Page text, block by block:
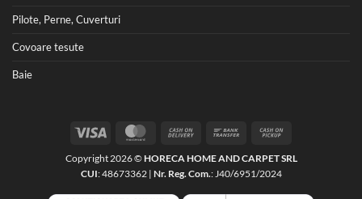
Pilote, Perne, Cuverturi
Covoare tesute
Baie
MasterCard Cash
Delivery
Bank
Pickup
Copyright 2026 © HORECA HOME AND CARPET SRL
CUI: 48673362 | Nr. Reg. Com.: J40/6951/2024